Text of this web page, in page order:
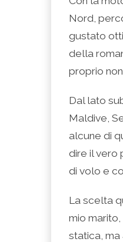
Nord,
gustato
della
proprio
Dal lato
Maldive,
alcune di
dire il vero
di volo e
La scelta
mio
statica, ma